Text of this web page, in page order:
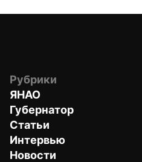
Рубрики
ЯНАО
Губернатор
Статьи
Интервью
Новости